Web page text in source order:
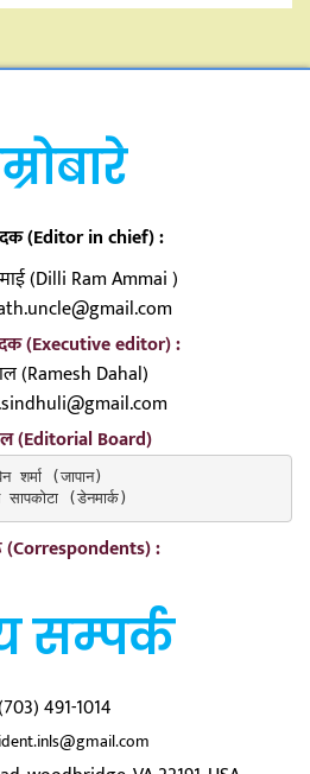
(Editor in chief) :
(Dilli Ram Ammai )
(Executive editor) :
(Ramesh Dahal)
(Editorial Board)
शर्मा (जापान)
सापकोटा (डेनमार्क)
(Correspondents) :
सम्पर्क
491-1014